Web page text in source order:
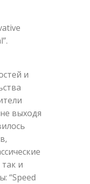
и
выходя
и
“Speed